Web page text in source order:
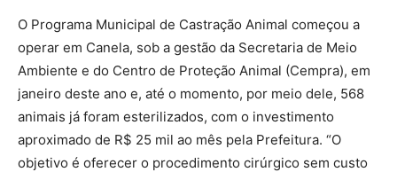
O Programa Municipal de Castração Animal começou a
operar em Canela, sob a gestão da Secretaria de Meio
Ambiente e do Centro de Proteção Animal (Cempra), em
janeiro deste ano e, até o momento, por meio dele, 568
animais já foram esterilizados, com o investimento
aproximado de R$ 25 mil ao mês pela Prefeitura. “O
objetivo é oferecer o procedimento cirúrgico sem custo